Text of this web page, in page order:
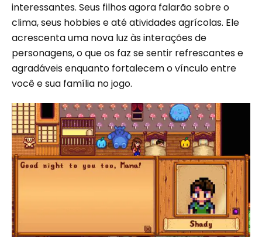
interessantes. Seus filhos agora falarão sobre o
clima, seus hobbies e até atividades agrícolas. Ele
acrescenta uma nova luz às interações de
personagens, o que os faz se sentir refrescantes e
agradáveis ​​enquanto fortalecem o vínculo entre
você e sua família no jogo.